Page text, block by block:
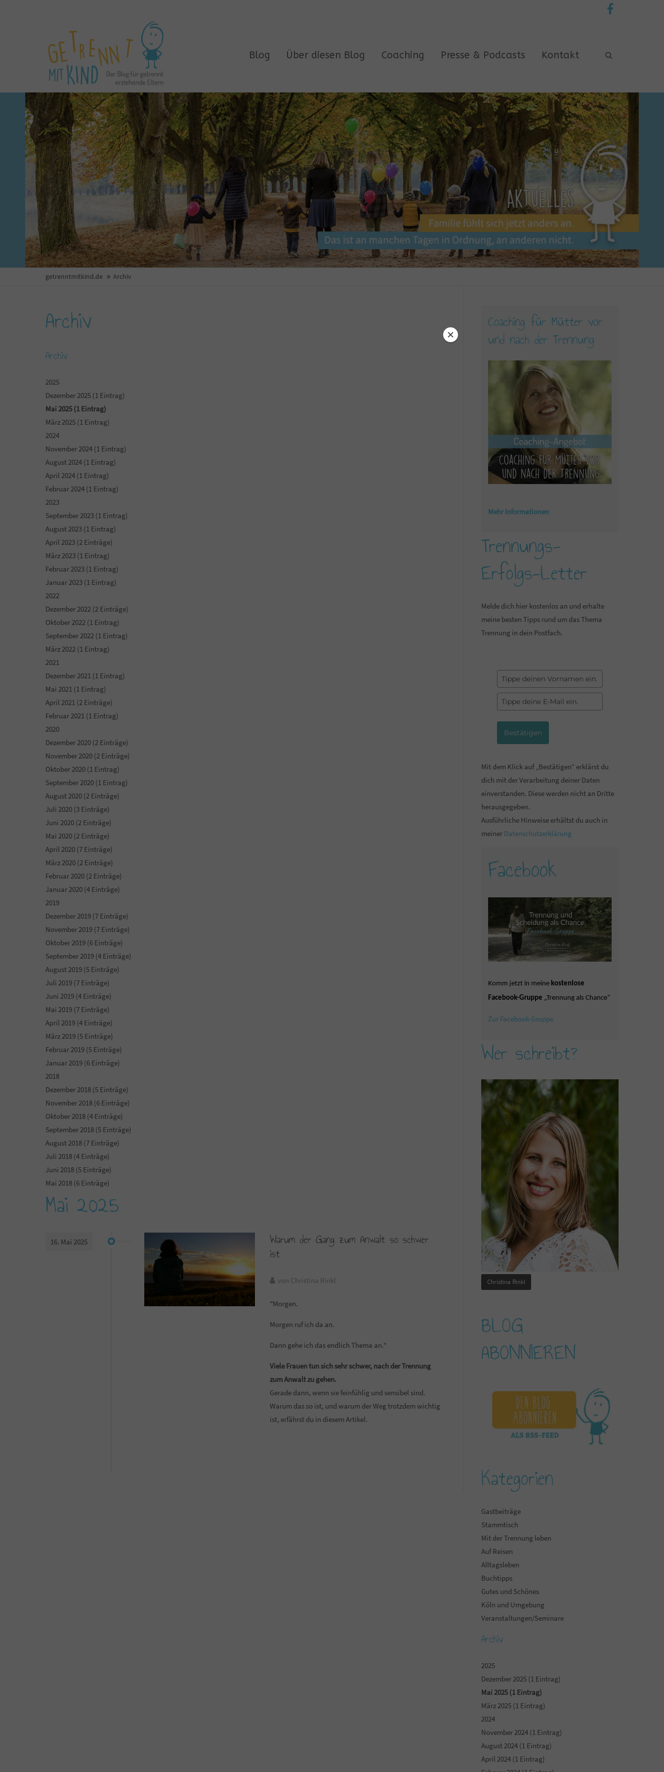
Blog Über diesen Blog Coaching Presse & Podcasts Kontakt
getrenntmitkind.de Archiv
Archiv
Archiv
2025
Dezember 2025 (1 Eintrag)
Mai 2025 (1 Eintrag)
März 2025 (1 Eintrag)
2024
November 2024 (1 Eintrag)
August 2024 (1 Eintrag)
April 2024 (1 Eintrag)
Februar 2024 (1 Eintrag)
2023
September 2023 (1 Eintrag)
August 2023 (1 Eintrag)
April 2023 (2 Einträge)
März 2023 (1 Eintrag)
Februar 2023 (1 Eintrag)
Januar 2023 (1 Eintrag)
2022
Dezember 2022 (2 Einträge)
Oktober 2022 (1 Eintrag)
September 2022 (1 Eintrag)
März 2022 (1 Eintrag)
2021
Dezember 2021 (1 Eintrag)
Mai 2021 (1 Eintrag)
April 2021 (2 Einträge)
Februar 2021 (1 Eintrag)
2020
Dezember 2020 (2 Einträge)
November 2020 (2 Einträge)
Oktober 2020 (1 Eintrag)
September 2020 (1 Eintrag)
August 2020 (2 Einträge)
Juli 2020 (3 Einträge)
Juni 2020 (2 Einträge)
Mai 2020 (2 Einträge)
April 2020 (7 Einträge)
März 2020 (2 Einträge)
Februar 2020 (2 Einträge)
Januar 2020 (4 Einträge)
2019
Dezember 2019 (7 Einträge)
November 2019 (7 Einträge)
Oktober 2019 (6 Einträge)
September 2019 (4 Einträge)
August 2019 (5 Einträge)
Juli 2019 (7 Einträge)
Juni 2019 (4 Einträge)
Mai 2019 (7 Einträge)
April 2019 (4 Einträge)
März 2019 (5 Einträge)
Februar 2019 (5 Einträge)
Januar 2019 (6 Einträge)
2018
Dezember 2018 (5 Einträge)
November 2018 (6 Einträge)
Oktober 2018 (4 Einträge)
September 2018 (5 Einträge)
August 2018 (7 Einträge)
Juli 2018 (4 Einträge)
Juni 2018 (5 Einträge)
Mai 2018 (6 Einträge)
Mai 2025
16. Mai 2025
Warum der Gang zum Anwalt so schwer
ist
von Christina Rinkl
"Morgen.
Morgen ruf ich da an.
Dann gehe ich das endlich Thema an."
Viele Frauen tun sich sehr schwer, nach der Trennung
zum Anwalt zu gehen.
Gerade dann, wenn sie feinfühlig und sensibel sind.
Warum das so ist, und warum der Weg trotzdem wichtig
ist, erfährst du in diesem Artikel.
Coaching für Mütter vor
und nach der Trennung
Mehr Informationen
Trennungs-
Erfolgs-Letter
Melde dich hier kostenlos an und erhalte
meine besten Tipps rund um das Thema
Trennung in dein Postfach.
Bestätigen
Mit dem Klick auf „Bestätigen“ erklärst du
dich mit der Verarbeitung deiner Daten
einverstanden. Diese werden nicht an Dritte
herausgegeben.
Ausführliche Hinweise erhältst du auch in
meiner Datenschutzerklärung
Facebook
Komm jetzt in meine kostenlose
Facebook-Gruppe „Trennung als Chance“
Zur Facebook-Gruppe
Wer schreibt?
Christina Rinkl
BLOG
ABONNIEREN
Kategorien
Gastbeiträge
Stammtisch
Mit der Trennung leben
Auf Reisen
Alltagsleben
Buchtipps
Gutes und Schönes
Köln und Umgebung
Veranstaltungen/Seminare
Archiv
2025
Dezember 2025 (1 Eintrag)
Mai 2025 (1 Eintrag)
März 2025 (1 Eintrag)
2024
November 2024 (1 Eintrag)
August 2024 (1 Eintrag)
April 2024 (1 Eintrag)